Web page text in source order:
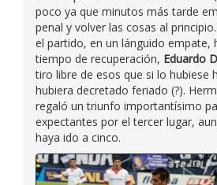
poco ya que minutos más tarde
penal y volver las cosas al
el partido, en un lánguido empate,
tiempo de recuperación, Eduardo
tiro libre de esos que si lo hubiese
hubiera decretado feriado (?).
regaló un triunfo importantísimo
expectantes por el tercer lugar,
haya ido a cinco.